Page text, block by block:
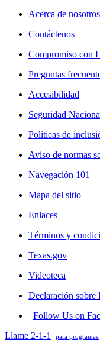
Acerca de nosotros
Contáctenos
Compromiso con
Preguntas
Accesibilidad
Seguridad
Políticas de
Aviso de normas
Navegación 101
Mapa del sitio
Enlaces
Términos y
Texas.gov
Videoteca
Declaración sobre
Follow Us on
Llame 2-1-1
para programas